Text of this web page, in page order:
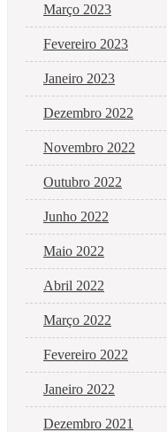
Março 2023
Fevereiro 2023
Janeiro 2023
Dezembro 2022
Novembro 2022
Outubro 2022
Junho 2022
Maio 2022
Abril 2022
Março 2022
Fevereiro 2022
Janeiro 2022
Dezembro 2021